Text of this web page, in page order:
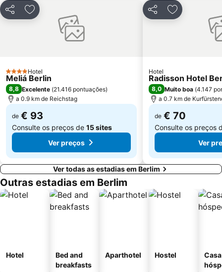
East-Side-Gallery
Spielbank Berlin - Am Potsdamer Platz -
Volksbühne am Rosa-Luxemburg-Platz
Briefmarken-Messe Berlin
Prenzlauer Berg
Historische Tour Flughafen Tempelhof
Unter den Linden
Reichstag
PartilharAdicionar aos favoritos
4 Estrelas
Hotel
Meliá Berlin
8,8 Excelente (21.416 pontuações)
a 0.9 km de Reichstag
de € 93
Consulte os preços de 15 sites
Ver preços
PartilharAdicionar
Hotel
Radisson Hotel
8,0 Muito boa (4.147
a 0.7 km de
de € 70
Consulte os preços
Ver
Ver todas as estadias em Berlim
Outras estadias em Berlim
Hotel
Bed and
breakfasts
Aparthotel Hostel